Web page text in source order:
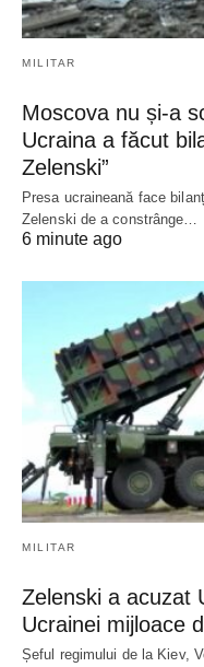
MILITAR
Moscova nu și-a
Ucraina a făcut
Zelenski”
Presa ucraineană face
Zelenski de a constrânge…
6 minute ago
MILITAR
Zelenski a acuzat
Ucrainei mijloace
Șeful regimului de la Kiev,